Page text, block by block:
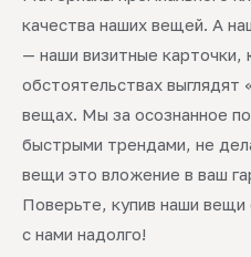
качества наших вещей. А
— наши визитные
обстоятельствах выглядят
вещах. Мы за осознанное
быстрыми трендами, не
вещи это вложение в ваш
Поверьте, купив наши
с нами надолго!